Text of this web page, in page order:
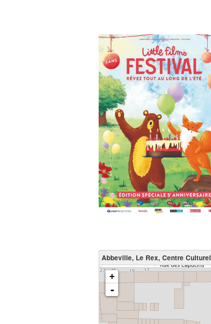
Abbeville, Le Rex, Centre Culturel
chargement de la carte - veuillez patienter...
+
-